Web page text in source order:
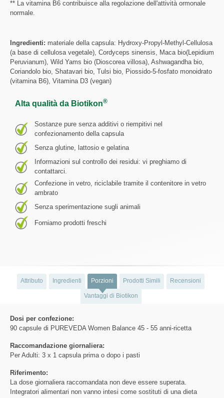
** La vitamina B6 contribuisce alla regolazione dell'attività ormonale
normale.
Ingredienti: materiale della capsula: Hydroxy-Propyl-Methyl-Cellulosa
(a base di cellulosa vegetale), Cordyceps sinensis, Maca bio(Lepidium
Peruvianum), Wild Yams bio (Dioscorea villosa), Ashwagandha bio,
Coriandolo bio, Shatavari bio, Tulsi bio, Piossido-5-fosfato monoidrato
(vitamina B6), Vitamina D3 (vegan)
Alta qualità da Biotikon®
Sostanze pure senza additivi o riempitivi nel
confezionamento della capsula
Senza glutine, lattosio e gelatina
Informazioni sul controllo dei residui: vi preghiamo di
contattarci.
Confezione in vetro, riciclabile tramite il contenitore in vetro
ambrato
Senza sperimentazione sugli animali
Forniamo prodotti freschi
Attributo Ingredienti Porzioni Prodotti Simili Recensioni
Vantaggi di Biotikon
Dosi per confezione:
90 capsule di PUREVEDA Women Balance 45 - 55 anni-ricetta
Raccomandazione giornaliera:
Per Adulti: 3 x 1 capsula prima o dopo i pasti
Riferimento:
La dose giornaliera raccomandata non deve essere superata.
Integratori alimentari non vanno intesi come sostituti di una dieta